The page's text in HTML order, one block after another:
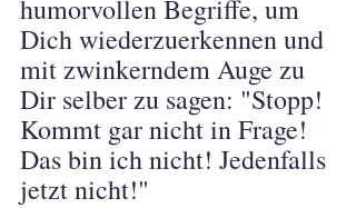
humorvollen Begriffe, um
Dich wiederzuerkennen und
mit zwinkerndem Auge zu
Dir selber zu sagen: "Stopp!
Kommt gar nicht in Frage!
Das bin ich nicht! Jedenfalls
jetzt nicht!"